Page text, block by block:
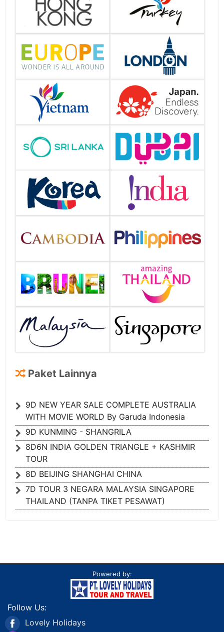
Paket Lainnya
9D NEW YEAR SALE COMPLETE AUSTRALIA
WITH MOVIE WORLD By Garuda Indonesia
9D KUNMING - SHANGRILA
8D6N INDIA GOLDEN TRIANGLE + KASHMIR
TOUR
8D BEIJING SHANGHAI CHINA
7D TOUR 3 NEGARA MALAYSIA SINGAPORE
THAILAND (TANPA TIKET PESAWAT)
Powered by:
Follow Us:
Lovely Holidays